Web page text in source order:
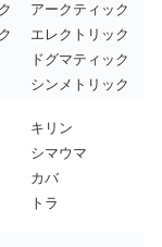
アークティック
エレクトリック
ドグマティック
シンメトリック
キリン
シマウマ
カバ
トラ